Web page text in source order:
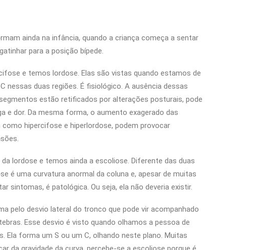
ainda na infância, quando a criança começa a sentar
para a posição bípede.
e temos lordose. Elas são vistas quando estamos de
nessas duas regiões. É fisiológico. A ausência dessas
estão retificados por alterações posturais, pode
e dor. Da mesma forma, o aumento exagerado das
como hipercifose e hiperlordose, podem provocar
lordose e temos ainda a escoliose. Diferente das duas
é uma curvatura anormal da coluna e, apesar de muitas
sintomas, é patológica. Ou seja, ela não deveria existir.
pelo desvio lateral do tronco que pode vir acompanhado
Esse desvio é visto quando olhamos a pessoa de
Ela forma um S ou um C, olhando neste plano. Muitas